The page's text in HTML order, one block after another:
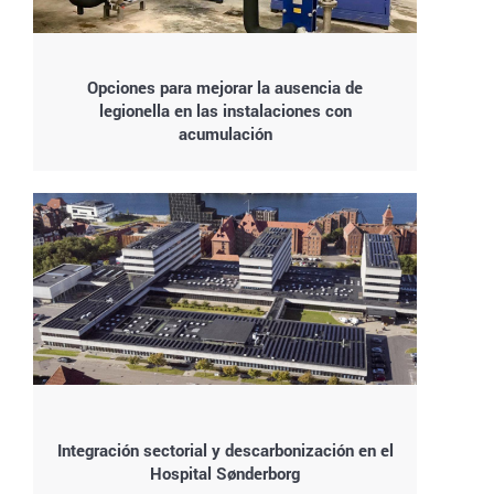
Opciones para mejorar la ausencia de
legionella en las instalaciones con
acumulación
Integración sectorial y descarbonización en el
Hospital Sønderborg